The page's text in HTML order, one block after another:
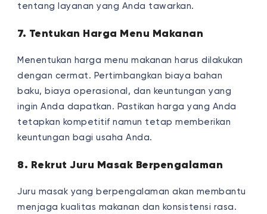
tentang layanan yang Anda tawarkan.
7. Tentukan Harga Menu Makanan
Menentukan harga menu makanan harus dilakukan
dengan cermat. Pertimbangkan biaya bahan
baku, biaya operasional, dan keuntungan yang
ingin Anda dapatkan. Pastikan harga yang Anda
tetapkan kompetitif namun tetap memberikan
keuntungan bagi usaha Anda.
8. Rekrut Juru Masak Berpengalaman
Juru masak yang berpengalaman akan membantu
menjaga kualitas makanan dan konsistensi rasa.